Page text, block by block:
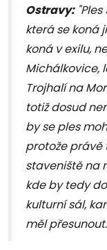
Ostravy:"Ples
která se koná
koná v exilu,
Michálkovice,
Trojhalí na
totiž dosud
by se ples
protože
staveniště na
kde by tedy
kulturní sál,
měl